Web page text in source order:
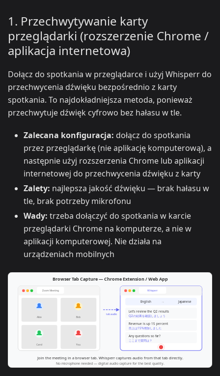
1. Przechwytywanie karty
przeglądarki (rozszerzenie Chrome /
aplikacja internetowa)
Dołącz do spotkania w przeglądarce i użyj Whisperr do
przechwycenia dźwięku bezpośrednio z karty
spotkania. To najdokładniejsza metoda, ponieważ
przechwytuje dźwięk cyfrowo bez hałasu w tle.
Zalecana konfiguracja: dołącz do spotkania
przez przeglądarkę (nie aplikację komputerową), a
następnie użyj rozszerzenia Chrome lub aplikacji
internetowej do przechwycenia dźwięku z karty
Zalety: najlepsza jakość dźwięku — brak hałasu w
tle, brak potrzeby mikrofonu
Wady: trzeba dołączyć do spotkania w karcie
przeglądarki Chrome na komputerze, a nie w
aplikacji komputerowej. Nie działa na
urządzeniach mobilnych